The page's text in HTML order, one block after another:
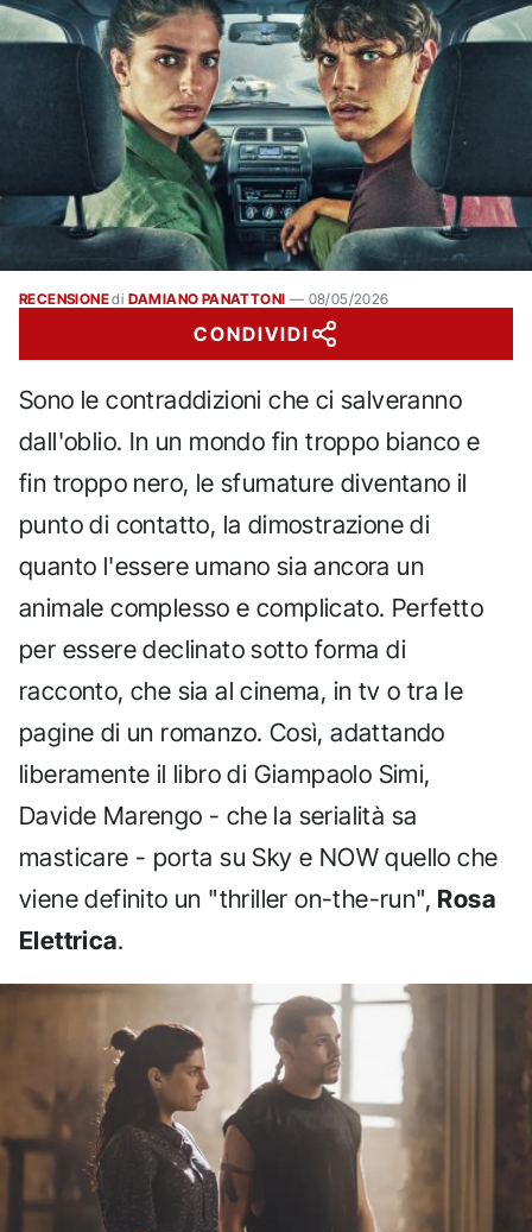
RECENSIONEdi DAMIANO PANATTONI — 08/05/2026
CONDIVIDI
Sono le contraddizioni che ci salveranno
dall'oblio. In un mondo fin troppo bianco e
fin troppo nero, le sfumature diventano il
punto di contatto, la dimostrazione di
quanto l'essere umano sia ancora un
animale complesso e complicato. Perfetto
per essere declinato sotto forma di
racconto, che sia al cinema, in tv o tra le
pagine di un romanzo. Così, adattando
liberamente il libro di Giampaolo Simi,
Davide Marengo - che la serialità sa
masticare - porta su Sky e NOW quello che
viene definito un "thriller on-the-run", Rosa
Elettrica.